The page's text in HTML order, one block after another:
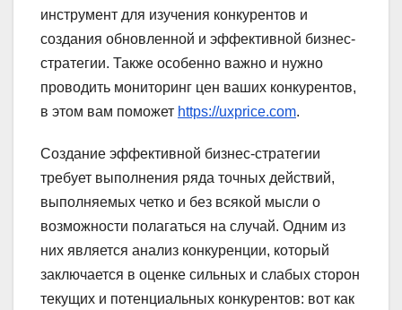
инструмент для изучения конкурентов и
создания обновленной и эффективной бизнес-
стратегии. Также особенно важно и нужно
проводить мониторинг цен ваших конкурентов,
в этом вам поможет https://uxprice.com.
Создание эффективной бизнес-стратегии
требует выполнения ряда точных действий,
выполняемых четко и без всякой мысли о
возможности полагаться на случай. Одним из
них является анализ конкуренции, который
заключается в оценке сильных и слабых сторон
текущих и потенциальных конкурентов: вот как